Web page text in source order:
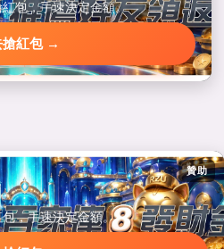
包，手速決定金額。
搶紅包 →
贊助
，手速決定金額。